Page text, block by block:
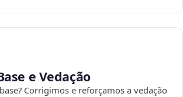
e Vedação
Corrigimos e reforçamos a vedação